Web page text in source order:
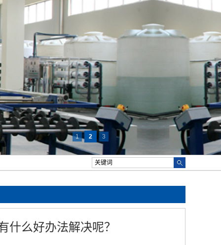
1 2 3
什么好办法解决呢？